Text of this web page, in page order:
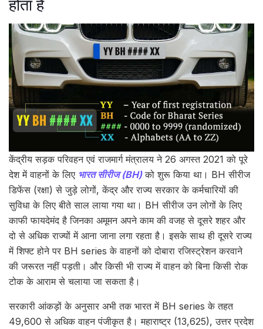
होता है
केंद्रीय सड़क परिवहन एवं राजमार्ग मंत्रालय ने 26 अगस्त 2021 को पूरे
देश में वाहनों के लिए भारत सीरीज (BH)को शुरू किया था। BH सीरीज
डिफेंस (रक्षा) से जुड़े लोगों, केंद्र और राज्य सरकार के कर्मचारियों की
सुविधा के लिए बीते साल लाया गया था। BH सीरीज उन लोगों के लिए
काफी फायदेमंद है जिनका अमूमन अपने काम की वजह से दूसरे शहर और
दो से अधिक राज्यों में आना जाना लगा रहता है। इसके साथ ही दूसरे राज्य
में शिफ्ट होने पर BH series के वाहनों को दोबारा रजिस्ट्रेशन करवाने
की जरूरत नहीं पड़ती। और किसी भी राज्य में वाहन को बिना किसी रोक
टोक के आराम से चलाया जा सकता है।
सरकारी आंकड़ों के अनुसार अभी तक भारत में BH series के तहत
49,600 से अधिक वाहन पंजीकृत है। महाराष्ट्र (13,625), उत्तर प्रदेश